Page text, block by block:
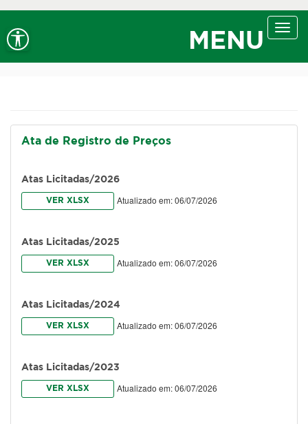
Ir ao conteúdo Alt+1 Ir ao menu Alt+2 Ir à busca Alt+3
A-Diminuir fonte MENU
Ata de Registro de Preços
Atas Licitadas/2026
VER XLSX Atualizado em: 06/07/2026
Atas Licitadas/2025
VER XLSX Atualizado em: 06/07/2026
Atas Licitadas/2024
VER XLSX Atualizado em: 06/07/2026
Atas Licitadas/2023
VER XLSX Atualizado em: 06/07/2026